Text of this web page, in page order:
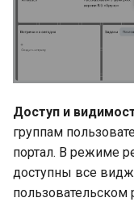
Доступ и
группам
портал. В режиме
доступны все